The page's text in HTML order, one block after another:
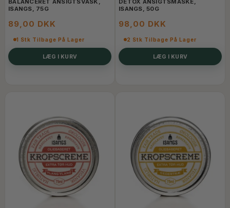
BALANCERET ANSIGTSVASK,
ISANGS, 75G
89,00 DKK
1 Stk Tilbage På Lager
LÆG I KURV
DETOX ANSIGTSMASKE,
ISANGS, 50G
98,00 DKK
2 Stk Tilbage På Lager
LÆG I KURV